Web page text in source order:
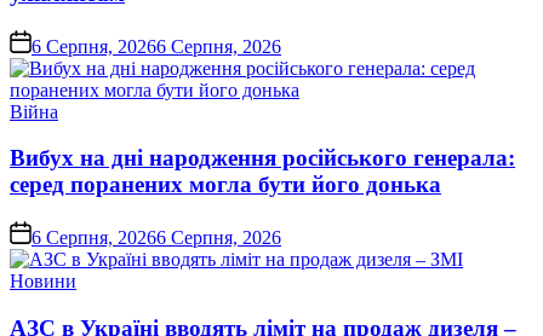
on6 Серпня, 20266 Серпня, 2026
Опублікувати
Війна
Вибух на дні народження російського генерала:
серед поранених могла бути його донька
on6 Серпня, 20266 Серпня, 2026
Опублікувати
Новини
АЗС в Україні вводять ліміт на продаж дизеля –